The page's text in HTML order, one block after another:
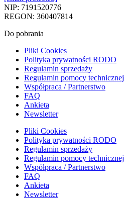
NIP: 7191520776
REGON: 360407814
Do pobrania
Pliki Cookies
Polityka prywatności RODO
Regulamin sprzedaży
Regulamin pomocy technicznej
Współpraca / Partnerstwo
FAQ
Ankieta
Newsletter
Pliki Cookies
Polityka prywatności RODO
Regulamin sprzedaży
Regulamin pomocy technicznej
Współpraca / Partnerstwo
FAQ
Ankieta
Newsletter